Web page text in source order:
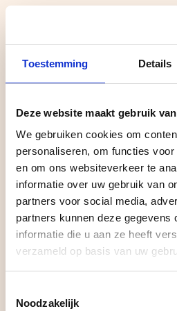
Toestemming Details
Deze website maakt gebruik
We gebruiken cookies om
personaliseren, om functies
en om ons websiteverkeer te
informatie over uw gebruik van
partners voor social media,
partners kunnen deze gegevens
informatie die u aan ze heeft
verzameld op basis van uw
Noodzakelijk
PERSOONLIJK
Hi
Je site
Maar werkt ‘ie ook